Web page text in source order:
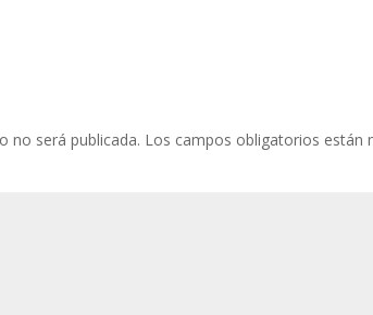
no será publicada. Los campos obligatorios están